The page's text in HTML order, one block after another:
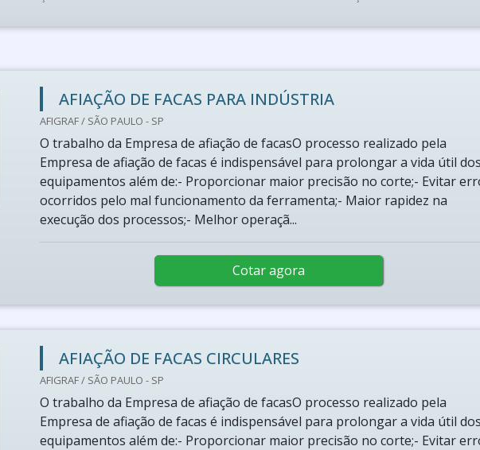
AFIAÇÃO DE FACAS PARA INDÚSTRIA
AFIGRAF / SÃO PAULO - SP
O trabalho da Empresa de afiação de facasO processo realizado pela
Empresa de afiação de facas é indispensável para prolongar a vida útil
equipamentos além de:- Proporcionar maior precisão no corte;- Evitar
ocorridos pelo mal funcionamento da ferramenta;- Maior rapidez na
execução dos processos;- Melhor operaçã...
Cotar agora
AFIAÇÃO DE FACAS CIRCULARES
AFIGRAF / SÃO PAULO - SP
O trabalho da Empresa de afiação de facasO processo realizado pela
Empresa de afiação de facas é indispensável para prolongar a vida útil
equipamentos além de:- Proporcionar maior precisão no corte;- Evitar